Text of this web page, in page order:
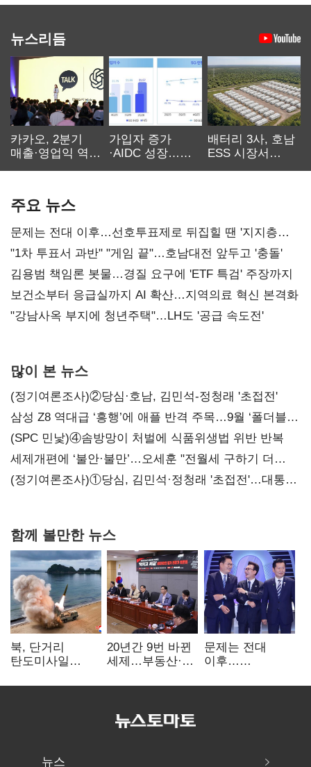
뉴스리듬
카카오, 2분기
매출·영업익 역대
가입자 증가
·AIDC 성장…
배터리 3사, 호남
ESS 시장서
주요 뉴스
문제는 전대 이후…선호투표제로 뒤집힐 땐 '지지층
불복'
"1차 투표서 과반" "게임 끝"…호남대전 앞두고 '충돌'
김용범 책임론 봇물…경질 요구에 'ETF 특검' 주장까지
보건소부터 응급실까지 AI 확산…지역의료 혁신 본격화
"강남사옥 부지에 청년주택"…LH도 '공급 속도전'
많이 본 뉴스
(정기여론조사)②당심·호남, 김민석-정청래 '초접전'
삼성 Z8 역대급 ‘흥행’에 애플 반격 주목…9월 ‘폴더블
대전’
(SPC 민낯)④솜방망이 처벌에 식품위생법 위반 반복
세제개편에 ‘불안·불만’…오세훈 "전월세 구하기 더
힘들어질 것"
(정기여론조사)①당심, 김민석·정청래 '초접전'…대통령
함께 볼만한 뉴스
북, 단거리
탄도미사일
"즉각 중단 촉구"
20년간 9번 바뀐
세제…부동산·
건드렸다
문제는 전대
이후…
뒤집힐 땐
뉴스